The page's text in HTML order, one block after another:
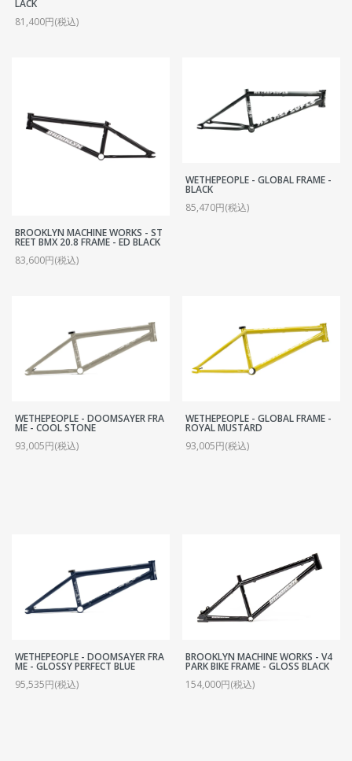
LACK
81,400円(税込)
BROOKLYN MACHINE WORKS - ST
REET BMX 20.8 FRAME - ED BLACK
83,600円(税込)
WETHEPEOPLE - GLOBAL FRAME -
BLACK
85,470円(税込)
WETHEPEOPLE - DOOMSAYER FRA
ME - COOL STONE
93,005円(税込)
WETHEPEOPLE - GLOBAL FRAME -
ROYAL MUSTARD
93,005円(税込)
WETHEPEOPLE - DOOMSAYER FRA
ME - GLOSSY PERFECT BLUE
95,535円(税込)
BROOKLYN MACHINE WORKS - V4
PARK BIKE FRAME - GLOSS BLACK
154,000円(税込)